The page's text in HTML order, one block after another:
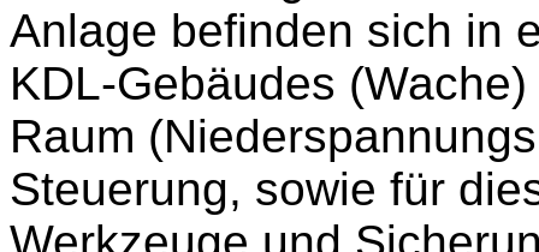
Anlage befinden sich in
KDL-Gebäudes
Raum
Steuerung, sowie für